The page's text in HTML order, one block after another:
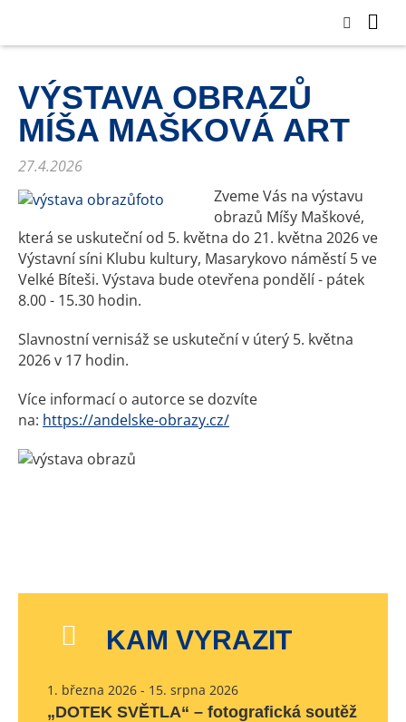
VÝSTAVA OBRAZŮ
MÍŠA MAŠKOVÁ ART
27.4.2026
Zveme Vás na výstavu
obrazů Míšy Maškové,
která se uskuteční od 5. května do 21. května 2026 ve
Výstavní síni Klubu kultury, Masarykovo náměstí 5 ve
Velké Bíteši. Výstava bude otevřena pondělí - pátek
8.00 - 15.30 hodin.
Slavnostní vernisáž se uskuteční v úterý 5. května
2026 v 17 hodin.
Více informací o autorce se dozvíte
na: https://andelske-obrazy.cz/
KAM VYRAZIT
1. března 2026 - 15. srpna 2026
„DOTEK SVĚTLA“ – fotografická soutěž